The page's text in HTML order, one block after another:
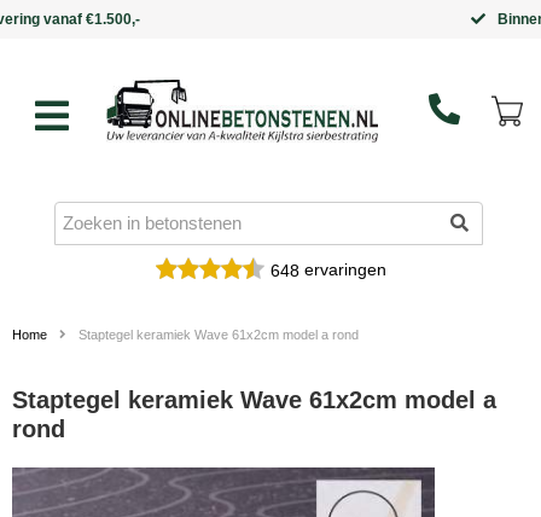
648ervaringen
Home Staptegel keramiek Wave 61x2cm model a rond
Staptegel keramiek Wave 61x2cm model a
rond